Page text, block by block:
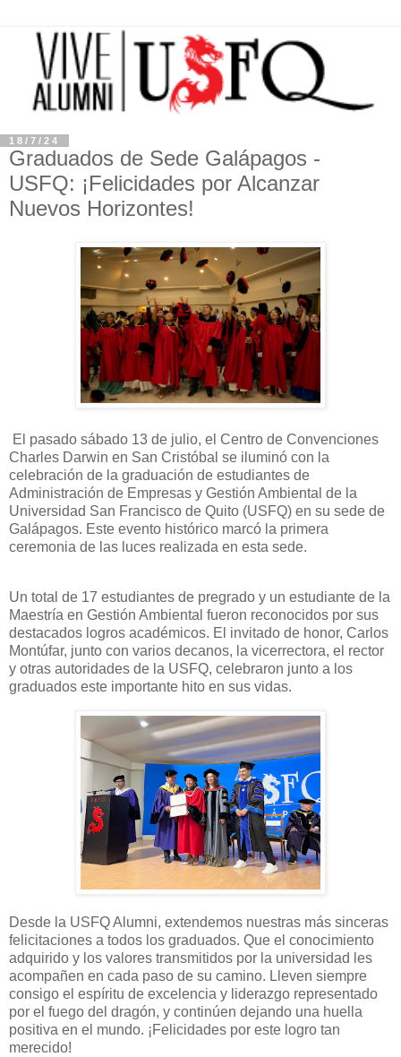
18/7/24
Graduados de Sede Galápagos -
USFQ: ¡Felicidades por Alcanzar
Nuevos Horizontes!
El pasado sábado 13 de julio, el Centro de Convenciones
Charles Darwin en San Cristóbal se iluminó con la
celebración de la graduación de estudiantes de
Administración de Empresas y Gestión Ambiental de la
Universidad San Francisco de Quito (USFQ) en su sede de
Galápagos. Este evento histórico marcó la primera
ceremonia de las luces realizada en esta sede.
Un total de 17 estudiantes de pregrado y un estudiante de la
Maestría en Gestión Ambiental fueron reconocidos por sus
destacados logros académicos. El invitado de honor, Carlos
Montúfar, junto con varios decanos, la vicerrectora, el rector
y otras autoridades de la USFQ, celebraron junto a los
graduados este importante hito en sus vidas.
Desde la USFQ Alumni, extendemos nuestras más sinceras
felicitaciones a todos los graduados. Que el conocimiento
adquirido y los valores transmitidos por la universidad les
acompañen en cada paso de su camino. Lleven siempre
consigo el espíritu de excelencia y liderazgo representado
por el fuego del dragón, y continúen dejando una huella
positiva en el mundo. ¡Felicidades por este logro tan
merecido!